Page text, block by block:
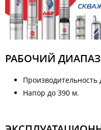
РАБОЧИЙ
Напор до 390 м.